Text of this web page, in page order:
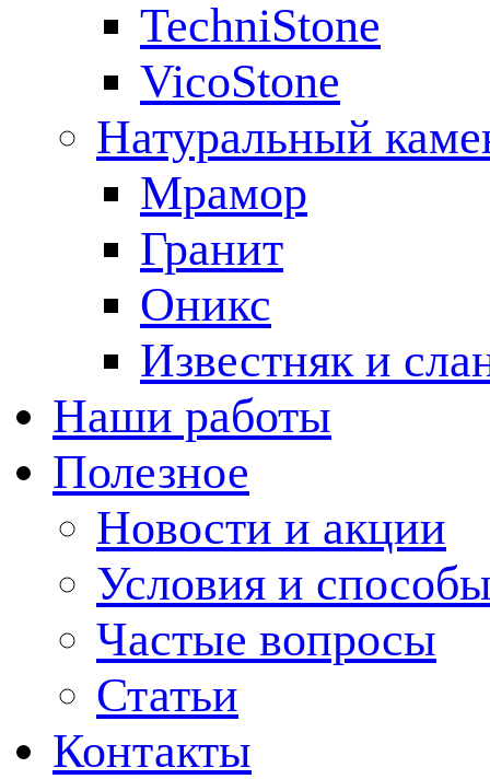
TechniStone
VicoStone
Натуральный
Мрамор
Гранит
Оникс
Известняк и
Наши работы
Полезное
Новости и акции
Условия и
Частые вопросы
Статьи
Контакты